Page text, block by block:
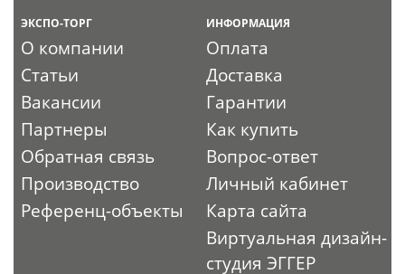
ЭКСПО-ТОРГ
О компании
Статьи
Вакансии
Партнеры
Обратная связь
Производство
Референц-объекты
ИНФОРМАЦИЯ
Оплата
Доставка
Гарантии
Как купить
Вопрос-ответ
Личный кабинет
Карта сайта
Виртуальная дизайн-
студия ЭГГЕР